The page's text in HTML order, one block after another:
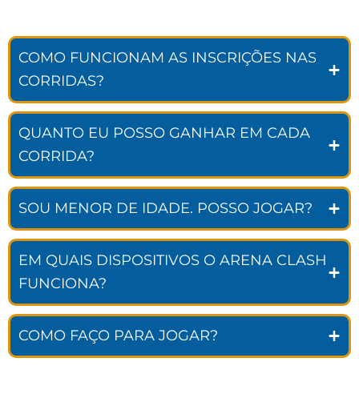
COMO FUNCIONAM AS INSCRIÇÕES NAS
CORRIDAS?
QUANTO EU POSSO GANHAR EM CADA
CORRIDA?
SOU MENOR DE IDADE. POSSO JOGAR?
EM QUAIS DISPOSITIVOS O ARENA CLASH
FUNCIONA?
COMO FAÇO PARA JOGAR?